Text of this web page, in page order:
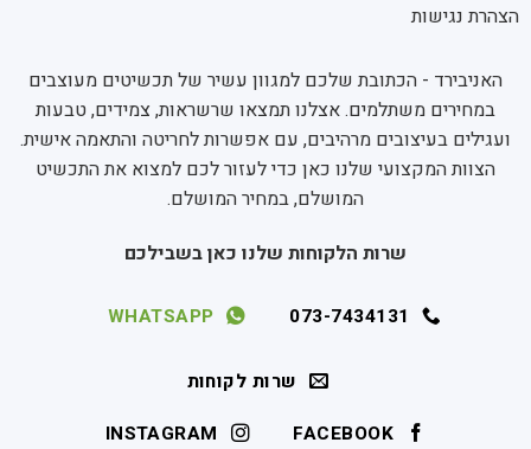
הצהרת נגישות
האניבירד - הכתובת שלכם למגוון עשיר של תכשיטים מעוצבים
במחירים משתלמים. אצלנו תמצאו שרשראות, צמידים, טבעות
ועגילים בעיצובים מרהיבים, עם אפשרות לחריטה והתאמה אישית.
הצוות המקצועי שלנו כאן כדי לעזור לכם למצוא את התכשיט
המושלם, במחיר המושלם.
שרות הלקוחות שלנו כאן בשבילכם
073-7434131
WHATSAPP
שרות לקוחות
FACEBOOK
INSTAGRAM